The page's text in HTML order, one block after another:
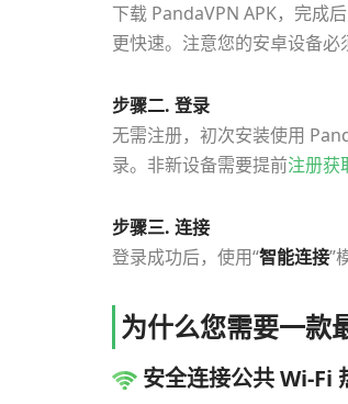
下载 PandaVPN APK，完成
更快速。注意您的安卓设备必
步骤二. 登录
无需注册，初次安装使用
录。非新设备需要提前注册获
步骤三. 连接
登录成功后，使用“智能连接”
为什么您需要一款
安全连接公共 Wi-Fi